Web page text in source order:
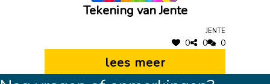
Tekening van Jente
Jente
0 0 0
lees meer